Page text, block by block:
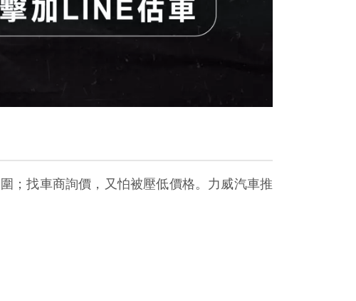
；找車商詢價，又怕被壓低價格。力威汽車推